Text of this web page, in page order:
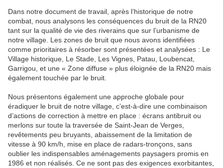
Dans notre document de travail, après l’historique de notre
combat, nous analysons les conséquences du bruit de la RN20
tant sur la qualité de vie des riverains que sur l’urbanisme de
notre village. Les zones de bruit que nous avons identifiées
comme prioritaires à résorber sont présentées et analysées : Le
Village historique, Le Stade, Les Vignes, Patau, Loubencat,
Garrigou, et une « Zone diffuse » plus éloignée de la RN20 mais
également touchée par le bruit.
Nous présentons également une approche globale pour
éradiquer le bruit de notre village, c’est-à-dire une combinaison
d’actions de correction à mettre en place : écrans antibruit ou
merlons sur toute la traversée de Saint-Jean de Verges,
revêtements peu bruyants, abaissement de la limitation de
vitesse à 90 km/h, mise en place de radars-tronçons, sans
oublier les indispensables aménagements paysagers promis en
1986 et non réalisés. Ce ne sont pas des exigences exorbitantes,